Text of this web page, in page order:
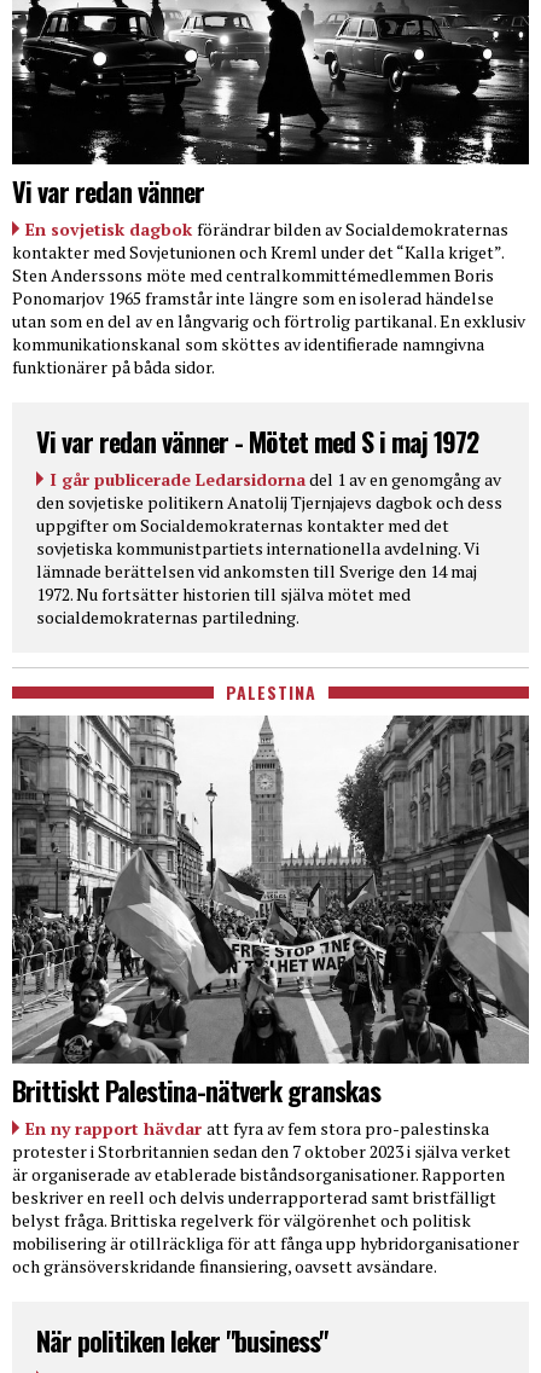
Vi var redan vänner
En sovjetisk dagbok förändrar bilden av Socialdemokraternas
kontakter med Sovjetunionen och Kreml under det “Kalla kriget”.
Sten Anderssons möte med centralkommittémedlemmen Boris
Ponomarjov 1965 framstår inte längre som en isolerad händelse
utan som en del av en långvarig och förtrolig partikanal. En exklusiv
kommunikationskanal som sköttes av identifierade namngivna
funktionärer på båda sidor.
Vi var redan vänner - Mötet med S i maj 1972
I går publicerade Ledarsidornadel 1 av en genomgång av
den sovjetiske politikern Anatolij Tjernjajevs dagbok och dess
uppgifter om Socialdemokraternas kontakter med det
sovjetiska kommunistpartiets internationella avdelning. Vi
lämnade berättelsen vid ankomsten till Sverige den 14 maj
1972. Nu fortsätter historien till själva mötet med
socialdemokraternas partiledning.
PALESTINA
Brittiskt Palestina-nätverk granskas
En ny rapport hävdar att fyra av fem stora pro-palestinska
protester i Storbritannien sedan den 7 oktober 2023 i själva verket
är organiserade av etablerade biståndsorganisationer. Rapporten
beskriver en reell och delvis underrapporterad samt bristfälligt
belyst fråga. Brittiska regelverk för välgörenhet och politisk
mobilisering är otillräckliga för att fånga upp hybridorganisationer
och gränsöverskridande finansiering, oavsett avsändare.
När politiken leker "business"